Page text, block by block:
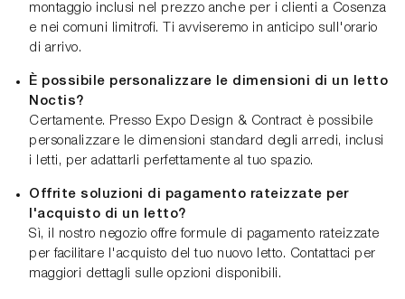
montaggio inclusi nel prezzo anche per i clienti a Cosenza
e nei comuni limitrofi. Ti avviseremo in anticipo sull'orario
di arrivo.
È possibile personalizzare le dimensioni di un letto
Noctis?
Certamente. Presso Expo Design & Contract è possibile
personalizzare le dimensioni standard degli arredi, inclusi
i letti, per adattarli perfettamente al tuo spazio.
Offrite soluzioni di pagamento rateizzate per
l'acquisto di un letto?
Sì, il nostro negozio offre formule di pagamento rateizzate
per facilitare l'acquisto del tuo nuovo letto. Contattaci per
maggiori dettagli sulle opzioni disponibili.